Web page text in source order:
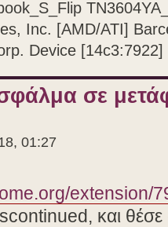
Inc. [AMD/ATI]
Device [14c3:7922]
σε
01:27
extension/
και